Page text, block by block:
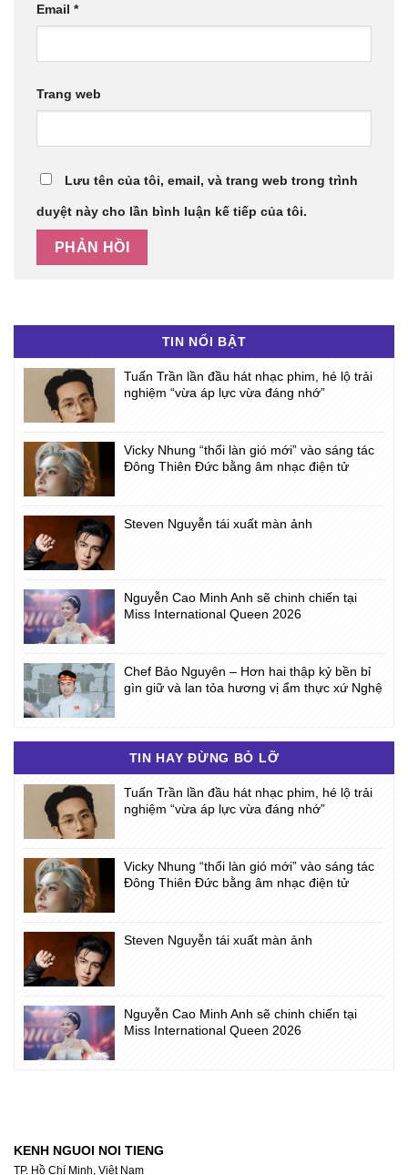
Email *
Trang web
Lưu tên của tôi, email, và trang web trong trình
duyệt này cho lần bình luận kế tiếp của tôi.
TIN NỔI BẬT
Tuấn Trần lần đầu hát nhạc phim, hé lộ trải
nghiệm “vừa áp lực vừa đáng nhớ”
Vicky Nhung “thổi làn gió mới” vào sáng tác
Đông Thiên Đức bằng âm nhạc điện tử
Steven Nguyễn tái xuất màn ảnh
Nguyễn Cao Minh Anh sẽ chinh chiến tại
Miss International Queen 2026
Chef Bảo Nguyên – Hơn hai thập kỷ bền bỉ
gìn giữ và lan tỏa hương vị ẩm thực xứ Nghệ
TIN HAY ĐỪNG BỎ LỠ
Tuấn Trần lần đầu hát nhạc phim, hé lộ trải
nghiệm “vừa áp lực vừa đáng nhớ”
Vicky Nhung “thổi làn gió mới” vào sáng tác
Đông Thiên Đức bằng âm nhạc điện tử
Steven Nguyễn tái xuất màn ảnh
Nguyễn Cao Minh Anh sẽ chinh chiến tại
Miss International Queen 2026
KENH NGUOI NOI TIENG
TP. Hồ Chí Minh, Việt Nam